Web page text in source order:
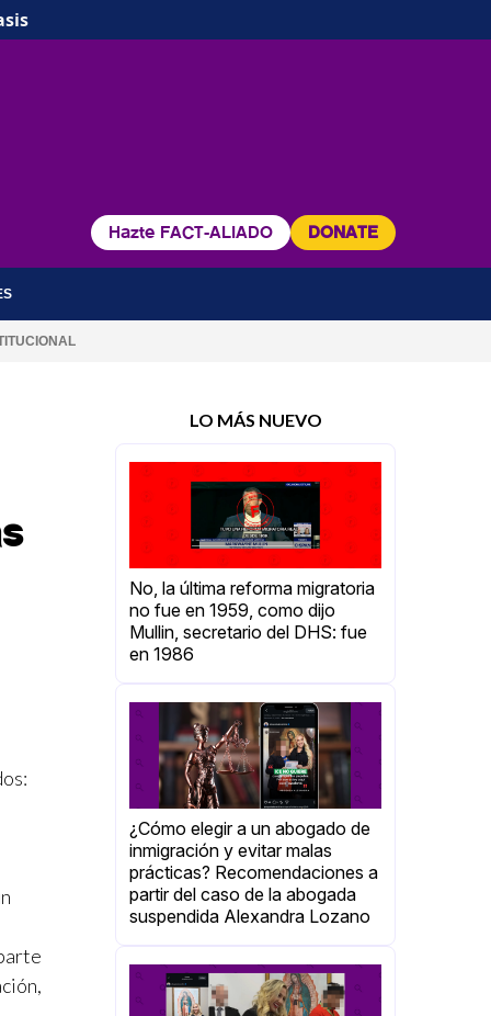
Hazte FACT-ALIADO DONATE
LO MÁS NUEVO
No, la última reforma migratoria
no fue en 1959, como dijo
Mullin, secretario del DHS: fue
en 1986
¿Cómo elegir a un abogado de
inmigración y evitar malas
prácticas? Recomendaciones a
partir del caso de la abogada
suspendida Alexandra Lozano